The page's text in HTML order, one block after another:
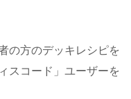
の方のデッキレシピを
スコード」ユーザーを